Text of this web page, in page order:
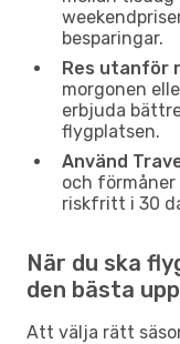
besparingar.
Res utanför
morgonen
erbjuda
flygplatsen.
Använd
och
riskfritt i 30
När du ska
den bästa
Att välja rätt